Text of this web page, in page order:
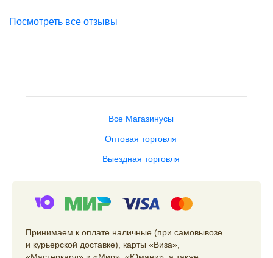
Посмотреть все отзывы
Все Магазинусы
Оптовая торговля
Выездная торговля
Принимаем к оплате наличные (при самовывозе
и курьерской доставке), карты «Виза»,